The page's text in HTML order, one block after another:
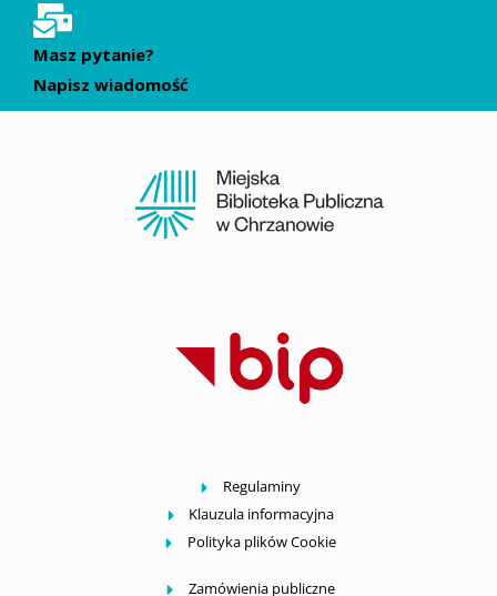
Masz pytanie?
Napisz wiadomość
Regulaminy
Klauzula informacyjna
Polityka plików Cookie
Zamówienia publiczne